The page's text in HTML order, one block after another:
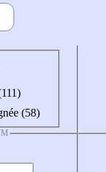
(58)